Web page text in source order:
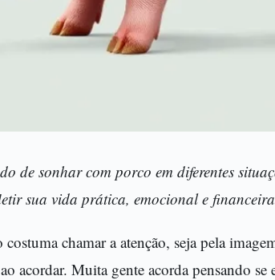
de sonhar com porco em diferentes
sua vida prática, emocional e
chamar a atenção, seja pela
acordar. Muita gente acorda pensando se